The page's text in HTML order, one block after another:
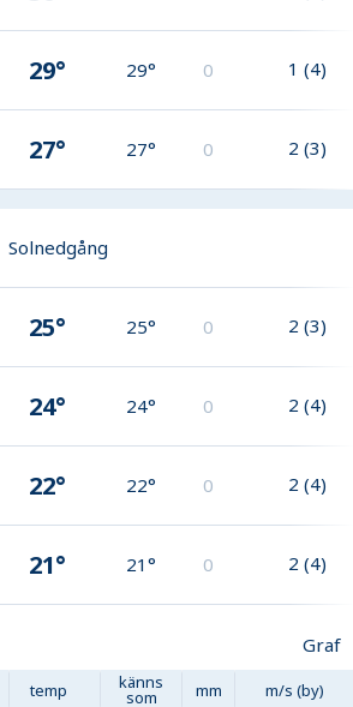
29° 29° 0 1 (4)
27° 27° 0 2 (3)
Solnedgång
25° 25° 0 2 (3)
24° 24° 0 2 (4)
22° 22° 0 2 (4)
21° 21° 0 2 (4)
Graf
temp känns
som mm m/s (by)